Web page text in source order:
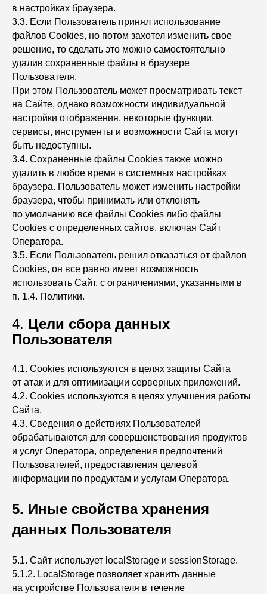
в настройках браузера.
3.3. Если Пользователь принял использование
файлов Сookies, но потом захотел изменить свое
решение, то сделать это можно самостоятельно
удалив сохраненные файлы в браузере
Пользователя.
При этом Пользователь может просматривать текст
на Сайте, однако возможности индивидуальной
настройки отображения, некоторые функции,
сервисы, инструменты и возможности Сайта могут
быть недоступны.
3.4. Сохраненные файлы Сookies также можно
удалить в любое время в системных настройках
браузера. Пользователь может изменить настройки
браузера, чтобы принимать или отклонять
по умолчанию все файлы Сookies либо файлы
Сookies с определенных сайтов, включая Сайт
Оператора.
3.5. Если Пользователь решил отказаться от файлов
Сookies, он все равно имеет возможность
использовать Сайт, с ограничениями, указанными в
п. 1.4. Политики.
4. Цели сбора данных
Пользователя
4.1. Cookies используются в целях защиты Сайта
от атак и для оптимизации серверных приложений.
4.2. Cookies используются в целях улучшения работы
Сайта.
4.3. Сведения о действиях Пользователей
обрабатываются для совершенствования продуктов
и услуг Оператора, определения предпочтений
Пользователей, предоставления целевой
информации по продуктам и услугам Оператора.
5. Иные свойства хранения
данных Пользователя
5.1. Сайт использует localStorage и sessionStorage.
5.1.2. LocalStorage позволяет хранить данные
на устройстве Пользователя в течение